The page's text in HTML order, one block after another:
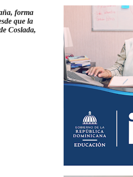
forma
que la
Coslada,